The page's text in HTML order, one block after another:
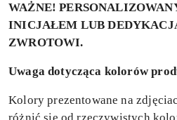
WAŻNE!
INICJAŁEM LUB
ZWROTOWI.
Uwaga dotycząca kolorów
Kolory prezentowane na